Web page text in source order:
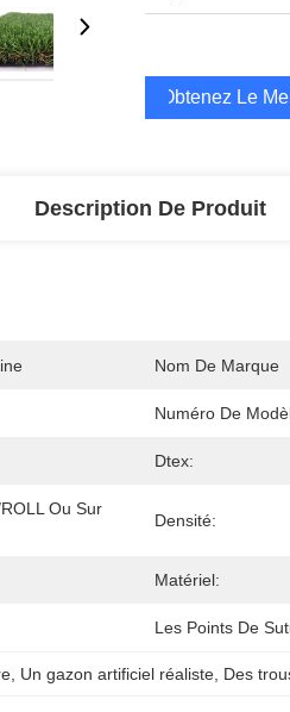
Obtenez Le
Description De Produit
Nom De Marque
Numéro De
Dtex:
Ou Sur
Densité:
Matériel:
Les Points De
Un gazon artificiel réaliste Des